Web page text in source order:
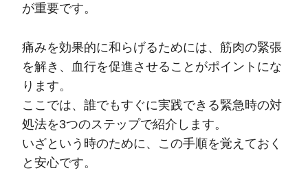
が重要です。
痛みを効果的に和らげるためには、筋肉の緊張
を解き、血行を促進させることがポイントにな
ります。
ここでは、誰でもすぐに実践できる緊急時の対
処法を3つのステップで紹介します。
いざという時のために、この手順を覚えておく
と安心です。